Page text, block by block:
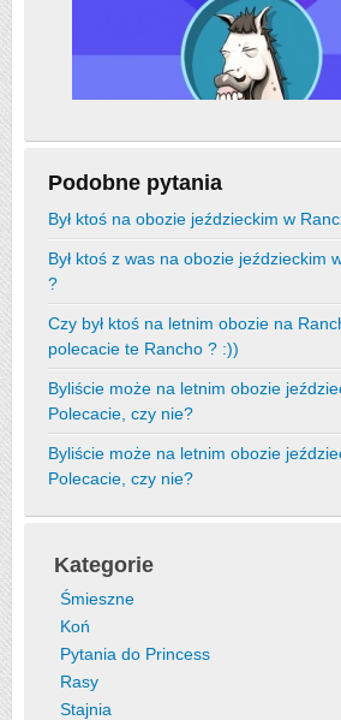
Podobne pytania
Był ktoś na obozie jeździeckim w
Był ktoś z was na obozie jeździeckim
?
Czy był ktoś na letnim obozie na
polecacie te Rancho ? :))
Byliście może na letnim obozie
Polecacie, czy nie?
Byliście może na letnim obozie
Polecacie, czy nie?
Kategorie
Śmieszne
Koń
Pytania do Princess
Rasy
Stajnia